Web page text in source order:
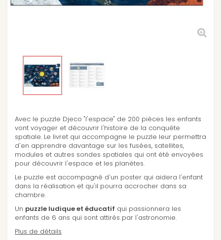
Avec le puzzle Djeco "l'espace" de 200 pièces les enfants
vont voyager et découvrir l'histoire de la conquête
spatiale. Le livret qui accompagne le puzzle leur permettra
d'en apprendre davantage sur les fusées, satellites,
modules et autres sondes spatiales qui ont été envoyées
pour découvrir l'espace et les planètes.
Le puzzle est accompagné d'un poster qui aidera l'enfant
dans la réalisation et qu'il pourra accrocher dans sa
chambre.
Un puzzle ludique et éducatif qui passionnera les
enfants de 6 ans qui sont attirés par l'astronomie.
Plus de détails